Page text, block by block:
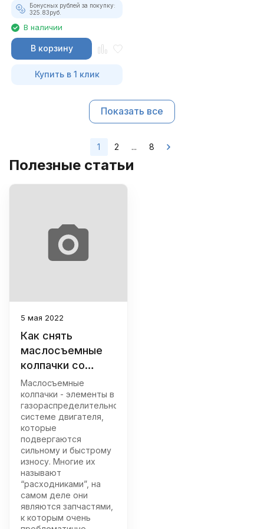
Бонусных рублей за покупку:
325.83руб.
В наличии
В корзину
Купить в 1 клик
Показать все
1 2 ... 8
Полезные статьи
5 мая 2022
Как снять
маслосъемные
колпачки со
съемником и без
Маслосъемные
колпачки - элементы в
газораспределительной
системе двигателя,
которые
подвергаются
сильному и быстрому
износу. Многие их
называют
“расходниками”, на
самом деле они
являются запчастями,
к которым очень